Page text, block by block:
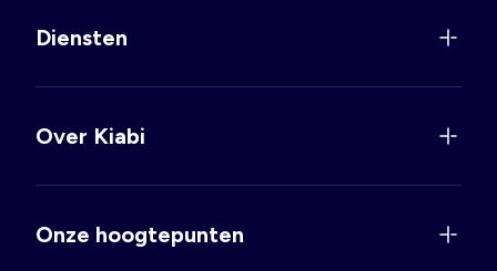
Diensten
Over Kiabi
Onze hoogtepunten